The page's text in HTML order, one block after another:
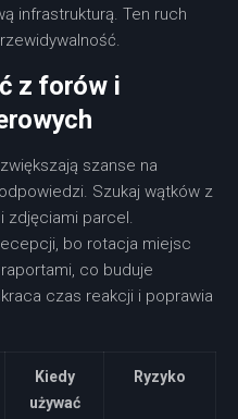
infrastrukturą. Ten ruch
z forów i
szanse na
Szukaj wątków z
zdjęciami parcel.
bo rotacja miejsc
co buduje
czas reakcji i poprawia
Kiedy
używać
Ryzyko